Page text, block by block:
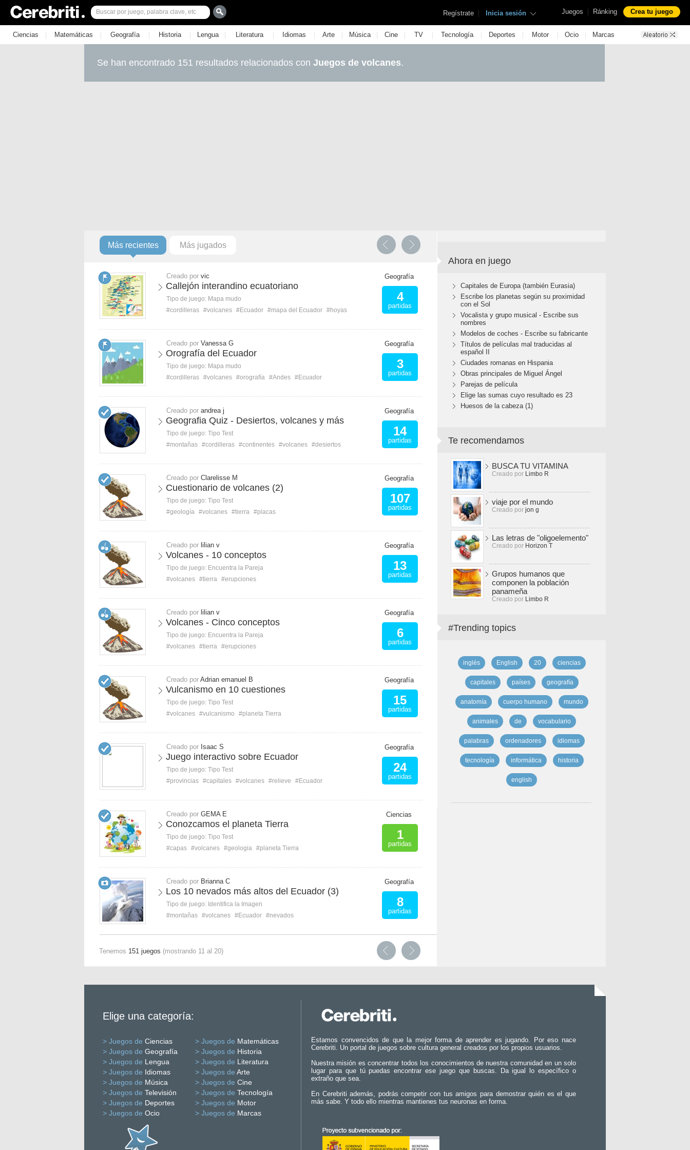
Juegos | Ránking Crea tu juego
Regístrate | Inicia sesión
Ciencias | Matemáticas | Geografía | Historia | Lengua | Literatura | Idiomas | Arte | Música | Cine | TV | Tecnología | Deportes | Motor | Ocio | Marcas
Se han encontrado 151 resultados relacionados con Juegos de volcanes.
Más recientes Más jugados
Creado por vic
Callejón interandino ecuatoriano
Tipo de juego: Mapa mudo
#cordilleras #volcanes #Ecuador #mapa del Ecuador #hoyas
Geografía
4
partidas
Creado por Vanessa G
Orografía del Ecuador
Tipo de juego: Mapa mudo
#cordilleras #volcanes #orografía #Andes #Ecuador
Geografía
3
partidas
Creado por andrea j
Geografia Quiz - Desiertos, volcanes y más
Tipo de juego: Tipo Test
#montañas #cordilleras #continentes #volcanes #desiertos
Geografía
14
partidas
Creado por Clarelisse M
Cuestionario de volcanes (2)
Tipo de juego: Tipo Test
#geología #volcanes #tierra #placas
Geografía
107
partidas
Creado por lilian v
Volcanes - 10 conceptos
Tipo de juego: Encuentra la Pareja
#volcanes #tierra #erupciones
Geografía
13
partidas
Creado por lilian v
Volcanes - Cinco conceptos
Tipo de juego: Encuentra la Pareja
#volcanes #tierra #erupciones
Geografía
6
partidas
Creado por Adrian emanuel B
Vulcanismo en 10 cuestiones
Tipo de juego: Tipo Test
#volcanes #vulcanismo #planeta Tierra
Geografía
15
partidas
Creado por Isaac S
Juego interactivo sobre Ecuador
Tipo de juego: Tipo Test
#provincias #capitales #volcanes #relieve #Ecuador
Geografía
24
partidas
Creado por GEMA E
Conozcamos el planeta Tierra
Tipo de juego: Tipo Test
#capas #volcanes #geologia #planeta Tierra
Ciencias
1
partidas
Creado por Brianna C
Los 10 nevados más altos del Ecuador (3)
Tipo de juego: Identifica la Imagen
#montañas #volcanes #Ecuador #nevados
Geografía
8
partidas
Tenemos 151 juegos (mostrando 11 al 20)
Ahora en juego
Capitales de Europa (también Eurasia)
Escribe los planetas según su proximidad
con el Sol
Vocalista y grupo musical - Escribe sus
nombres
Modelos de coches - Escribe su fabricante
Títulos de películas mal traducidas al
español II
Ciudades romanas en Hispania
Obras principales de Miguel Ángel
Parejas de película
Elige las sumas cuyo resultado es 23
Huesos de la cabeza (1)
Te recomendamos
BUSCA TU VITAMINA
Creado por Limbo R
viaje por el mundo
Creado por jon g
Las letras de "oligoelemento"
Creado por Horizon T
Grupos humanos que
componen la población
panameña
Creado por Limbo R
#Trending topics
inglés English 20 ciencias
capitales países geografía
anatomía cuerpo humano mundo
animales de vocabulario
palabras ordenadores idiomas
tecnología informática historia
english
Elige una categoría:
> Juegos de Ciencias > Juegos de Matemáticas
> Juegos de Geografía > Juegos de Historia
> Juegos de Lengua > Juegos de Literatura
> Juegos de Idiomas > Juegos de Arte
> Juegos de Música > Juegos de Cine
> Juegos de Televisión > Juegos de Tecnología
> Juegos de Deportes > Juegos de Motor
> Juegos de Ocio > Juegos de Marcas
Estamos convencidos de que la mejor forma de aprender es jugando. Por eso nace
Cerebriti. Un portal de juegos sobre cultura general creados por los propios usuarios.
Nuestra misión es concentrar todos los conocimientos de nuestra comunidad en un solo
lugar para que tú puedas encontrar ese juego que buscas. Da igual lo específico o
extraño que sea.
En Cerebriti además, podrás competir con tus amigos para demostrar quién es el que
más sabe. Y todo ello mientras mantienes tus neuronas en forma.